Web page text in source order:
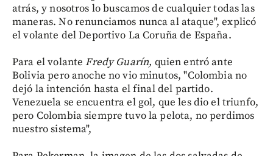
atrás, y nosotros lo buscamos de cualquier todas las
maneras. No renunciamos nunca al ataque", explicó
el volante del Deportivo La Coruña de España.
Para el volanteFredy Guarín, quien entró ante
Bolivia pero anoche no vio minutos, "Colombia no
dejó la intención hasta el final del partido.
Venezuela se encuentra el gol, que les dio el triunfo,
pero Colombia siempre tuvo la pelota, no perdimos
nuestro sistema",